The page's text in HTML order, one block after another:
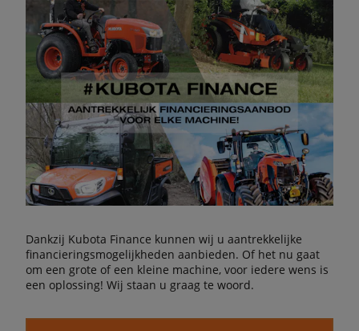
Dankzij Kubota Finance kunnen wij u aantrekkelijke
financieringsmogelijkheden aanbieden. Of het nu gaat
om een grote of een kleine machine, voor iedere wens is
een oplossing! Wij staan u graag te woord.